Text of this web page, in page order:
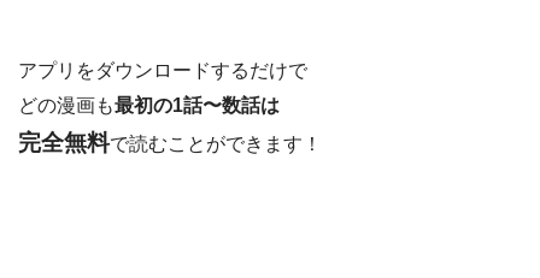
アプリをダウンロードするだけで
どの漫画も最初の1話〜数話は
完全無料で読むことができます！